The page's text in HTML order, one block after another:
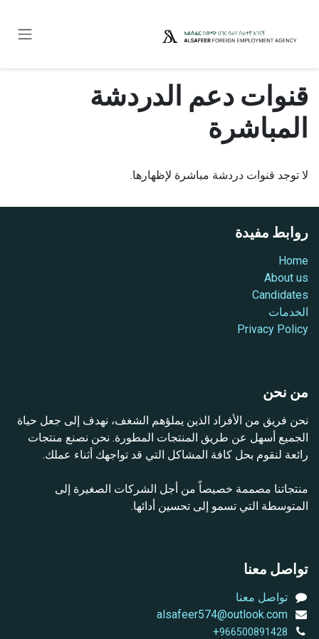
قنوات دعم الدردشة
المباشرة
لا توجد قنوات دردشة مباشرة لإظهارها.
روابط مفيدة
Home
About us
Candidates
الخدمات
Privacy Policy
من نحن
نحن فريق من الأفراد الذين يملؤهم الشغف، نهدف إلى جعل حياة
الجميع أسهل عن طريق المنتجات المطورة. نحن نصنع منتجات
رائعة لنقوم بحل كافة المشاكل التي قد تواجهك أثناء عملك.
منتجاتنا مصممة خصيصاً من أجل الشركات الصغيرة إلى
المتوسطة التي تسمو إلى تحسين أدائها.
تواصل معنا
تواصل معنا
alsafeer574@outlook.com
+966500891428